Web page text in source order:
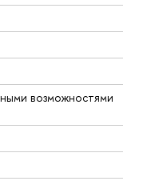
возможностями